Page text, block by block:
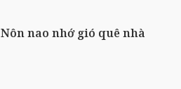
Nôn nao nhớ gió quê nhà